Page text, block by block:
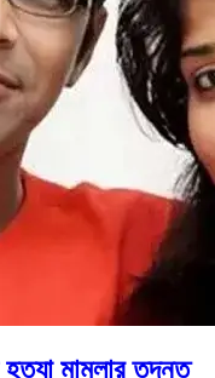
মামলার তদন্ত